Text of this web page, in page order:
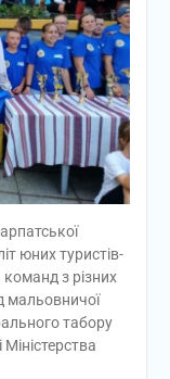
юних туристів-
з різних
мальовничої
табору